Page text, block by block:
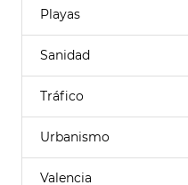
Playas
Sanidad
Tráfico
Urbanismo
Valencia